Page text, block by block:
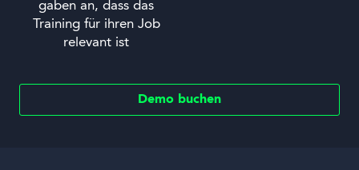
gaben an, dass das
Training für ihren Job
relevant ist
Demo buchen